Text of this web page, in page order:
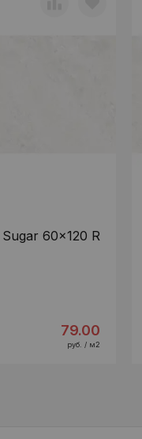
60x120 R
79.00
руб. / м2